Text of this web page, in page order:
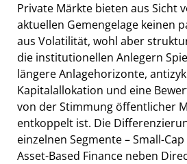
Private Märkte bieten aus Sicht
aktuellen Gemengelage keinen
aus Volatilität, wohl aber
die institutionellen Anlegern
längere Anlagehorizonte,
Kapitalallokation und eine
von der Stimmung öffentlicher
entkoppelt ist. Die
einzelnen Segmente – Small-
Asset-Based Finance neben